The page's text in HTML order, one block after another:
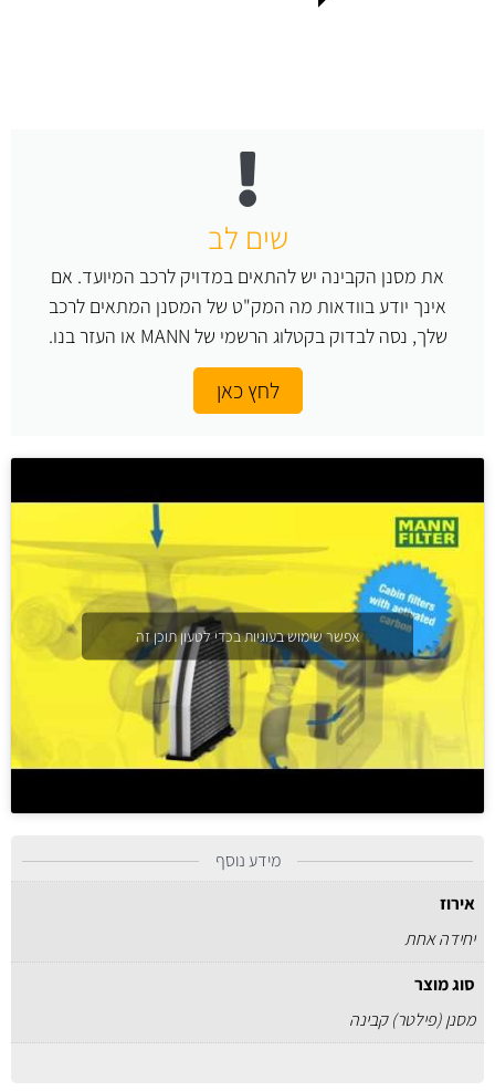
שים לב
את מסנן הקבינה יש להתאים במדויק לרכב המיועד. אם
אינך יודע בוודאות מה המק"ט של המסנן המתאים לרכב
שלך, נסה לבדוק בקטלוג הרשמי של MANN או העזר בנו.
לחץ כאן
אפשר שימוש בעוגיות בכדי לטעון תוכן זה
מידע נוסף
אירוז
יחידה אחת
סוג מוצר
מסנן (פילטר) קבינה